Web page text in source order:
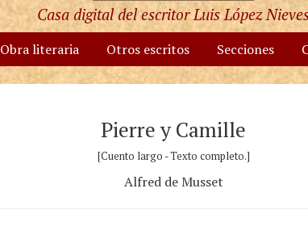
Casa digital del escritor Luis López
Obra literaria Otros escritos Secciones
Pierre y Camille
[Cuento largo - Texto completo.]
Alfred de Musset